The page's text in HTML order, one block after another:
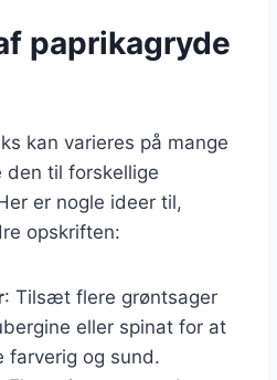
paprikagryde
kan varieres på mange
den til forskellige
er nogle ideer til,
opskriften:
: Tilsæt flere grøntsager
eller spinat for at
farverig og sund.